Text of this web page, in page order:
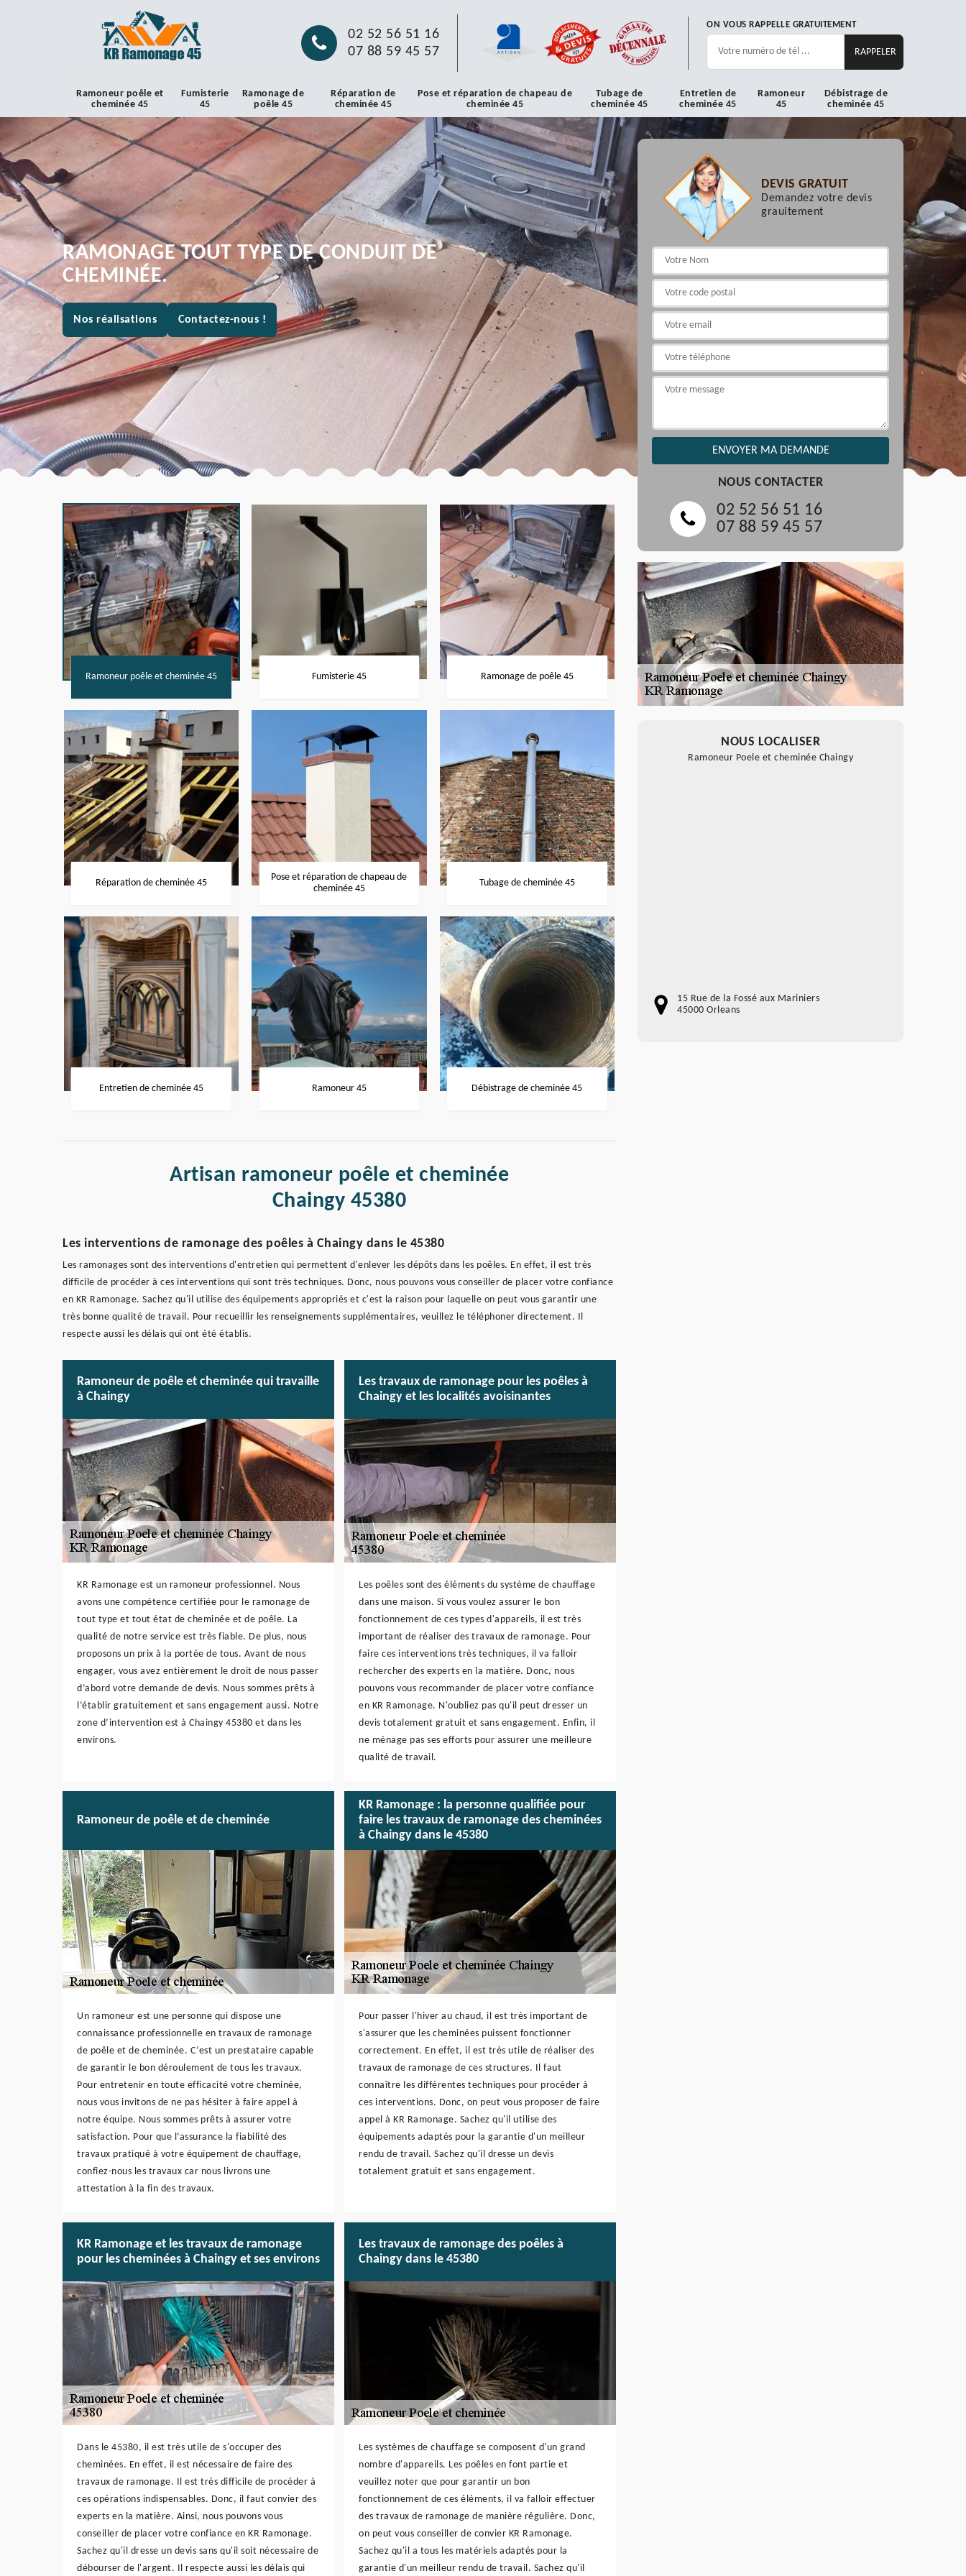
02 52 56 51 16
07 88 59 45 57
ON VOUS RAPPELLE GRATUITEMENT
Ramoneur poêle et
cheminée 45
Fumisterie
45
Ramonage de
poêle 45
Réparation de
cheminée 45
Pose et réparation de chapeau de
cheminée 45
Tubage de
cheminée 45
Entretien de
cheminée 45
Ramoneur
45
Débistrage de
cheminée 45
RAMONAGE TOUT TYPE DE CONDUIT DE
CHEMINÉE.
Nos réalisations Contactez-nous !
Ramoneur poêle et cheminée 45 Fumisterie 45 Ramonage de poêle 45
Réparation de cheminée 45
Pose et réparation de chapeau de
cheminée 45
Tubage de cheminée 45
Entretien de cheminée 45 Ramoneur 45 Débistrage de cheminée 45
Artisan ramoneur poêle et cheminée
Chaingy 45380
Les interventions de ramonage des poêles à Chaingy dans le 45380
Les ramonages sont des interventions d'entretien qui permettent d'enlever les dépôts dans les poêles. En effet, il est très
difficile de procéder à ces interventions qui sont très techniques. Donc, nous pouvons vous conseiller de placer votre confiance
en KR Ramonage. Sachez qu'il utilise des équipements appropriés et c'est la raison pour laquelle on peut vous garantir une
très bonne qualité de travail. Pour recueillir les renseignements supplémentaires, veuillez le téléphoner directement. Il
respecte aussi les délais qui ont été établis.
Ramoneur de poêle et cheminée qui travaille
à Chaingy
KR Ramonage est un ramoneur professionnel. Nous
avons une compétence certifiée pour le ramonage de
tout type et tout état de cheminée et de poêle. La
qualité de notre service est très fiable. De plus, nous
proposons un prix à la portée de tous. Avant de nous
engager, vous avez entièrement le droit de nous passer
d’abord votre demande de devis. Nous sommes prêts à
l’établir gratuitement et sans engagement aussi. Notre
zone d’intervention est à Chaingy 45380 et dans les
environs.
Les travaux de ramonage pour les poêles à
Chaingy et les localités avoisinantes
Les poêles sont des éléments du système de chauffage
dans une maison. Si vous voulez assurer le bon
fonctionnement de ces types d'appareils, il est très
important de réaliser des travaux de ramonage. Pour
faire ces interventions très techniques, il va falloir
rechercher des experts en la matière. Donc, nous
pouvons vous recommander de placer votre confiance
en KR Ramonage. N'oubliez pas qu'il peut dresser un
devis totalement gratuit et sans engagement. Enfin, il
ne ménage pas ses efforts pour assurer une meilleure
qualité de travail.
Ramoneur de poêle et de cheminée
Un ramoneur est une personne qui dispose une
connaissance professionnelle en travaux de ramonage
de poêle et de cheminée. C’est un prestataire capable
de garantir le bon déroulement de tous les travaux.
Pour entretenir en toute efficacité votre cheminée,
nous vous invitons de ne pas hésiter à faire appel à
notre équipe. Nous sommes prêts à assurer votre
satisfaction. Pour que l’assurance la fiabilité des
travaux pratiqué à votre équipement de chauffage,
confiez-nous les travaux car nous livrons une
attestation à la fin des travaux.
KR Ramonage : la personne qualifiée pour
faire les travaux de ramonage des cheminées
à Chaingy dans le 45380
Pour passer l'hiver au chaud, il est très important de
s'assurer que les cheminées puissent fonctionner
correctement. En effet, il est très utile de réaliser des
travaux de ramonage de ces structures. Il faut
connaître les différentes techniques pour procéder à
ces interventions. Donc, on peut vous proposer de faire
appel à KR Ramonage. Sachez qu'il utilise des
équipements adaptés pour la garantie d'un meilleur
rendu de travail. Sachez qu'il dresse un devis
totalement gratuit et sans engagement.
KR Ramonage et les travaux de ramonage
pour les cheminées à Chaingy et ses environs
Dans le 45380, il est très utile de s'occuper des
cheminées. En effet, il est nécessaire de faire des
travaux de ramonage. Il est très difficile de procéder à
ces opérations indispensables. Donc, il faut convier des
experts en la matière. Ainsi, nous pouvons vous
conseiller de placer votre confiance en KR Ramonage.
Sachez qu'il dresse un devis sans qu'il soit nécessaire de
débourser de l'argent. Il respecte aussi les délais qui
Les travaux de ramonage des poêles à
Chaingy dans le 45380
Les systèmes de chauffage se composent d'un grand
nombre d'appareils. Les poêles en font partie et
veuillez noter que pour garantir un bon
fonctionnement de ces éléments, il va falloir effectuer
des travaux de ramonage de manière régulière. Donc,
on peut vous conseiller de convier KR Ramonage.
Sachez qu'il a tous les matériels adaptés pour la
garantie d'un meilleur rendu de travail. Sachez qu'il
DEVIS GRATUIT
Demandez votre devis
grauitement
NOUS CONTACTER
02 52 56 51 16
07 88 59 45 57
NOUS LOCALISER
Ramoneur Poele et cheminée Chaingy
15 Rue de la Fossé aux Mariniers
45000 Orleans